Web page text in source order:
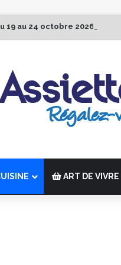
19 au 24 octobre 2026
ART DE VIVRE